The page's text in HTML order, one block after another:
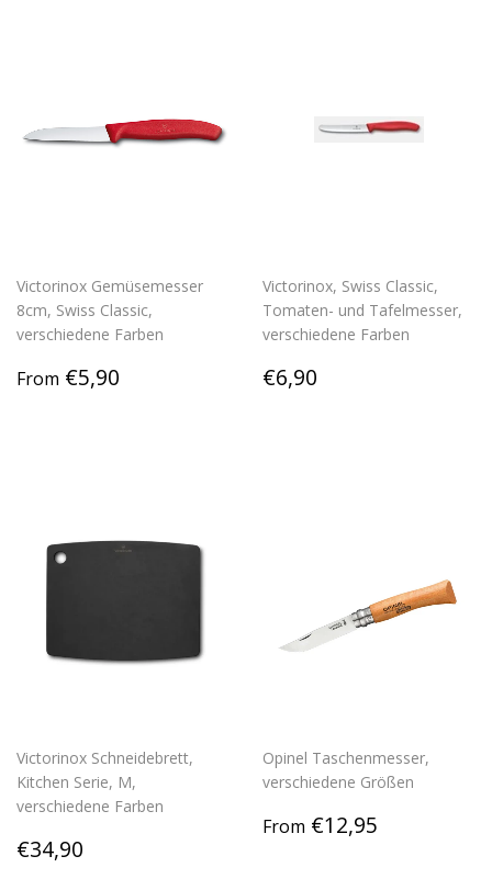
Victorinox Gemüsemesser
8cm, Swiss Classic,
verschiedene Farben
Regular
From €5,90
Victorinox, Swiss Classic,
Tomaten- und Tafelmesser,
verschiedene Farben
Regular
price
€6,90
Victorinox Schneidebrett,
Kitchen Serie, M,
verschiedene Farben
Regular
price
€34,90
Opinel Taschenmesser,
verschiedene Größen
Regular
From €12,95